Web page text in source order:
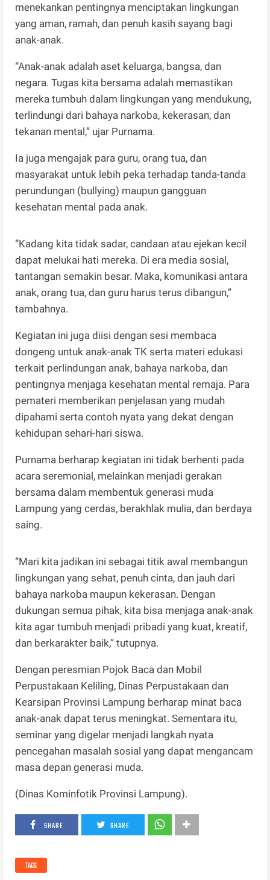
menekankan pentingnya menciptakan lingkungan
yang aman, ramah, dan penuh kasih sayang bagi
anak-anak.
“Anak-anak adalah aset keluarga, bangsa, dan
negara. Tugas kita bersama adalah memastikan
mereka tumbuh dalam lingkungan yang mendukung,
terlindungi dari bahaya narkoba, kekerasan, dan
tekanan mental,” ujar Purnama.
Ia juga mengajak para guru, orang tua, dan
masyarakat untuk lebih peka terhadap tanda-tanda
perundungan (bullying) maupun gangguan
kesehatan mental pada anak.
“Kadang kita tidak sadar, candaan atau ejekan kecil
dapat melukai hati mereka. Di era media sosial,
tantangan semakin besar. Maka, komunikasi antara
anak, orang tua, dan guru harus terus dibangun,”
tambahnya.
Kegiatan ini juga diisi dengan sesi membaca
dongeng untuk anak-anak TK serta materi edukasi
terkait perlindungan anak, bahaya narkoba, dan
pentingnya menjaga kesehatan mental remaja. Para
pemateri memberikan penjelasan yang mudah
dipahami serta contoh nyata yang dekat dengan
kehidupan sehari-hari siswa.
Purnama berharap kegiatan ini tidak berhenti pada
acara seremonial, melainkan menjadi gerakan
bersama dalam membentuk generasi muda
Lampung yang cerdas, berakhlak mulia, dan berdaya
saing.
“Mari kita jadikan ini sebagai titik awal membangun
lingkungan yang sehat, penuh cinta, dan jauh dari
bahaya narkoba maupun kekerasan. Dengan
dukungan semua pihak, kita bisa menjaga anak-anak
kita agar tumbuh menjadi pribadi yang kuat, kreatif,
dan berkarakter baik,” tutupnya.
Dengan peresmian Pojok Baca dan Mobil
Perpustakaan Keliling, Dinas Perpustakaan dan
Kearsipan Provinsi Lampung berharap minat baca
anak-anak dapat terus meningkat. Sementara itu,
seminar yang digelar menjadi langkah nyata
pencegahan masalah sosial yang dapat mengancam
masa depan generasi muda.
(Dinas Kominfotik Provinsi Lampung).
SHARE SHARE
TAGS